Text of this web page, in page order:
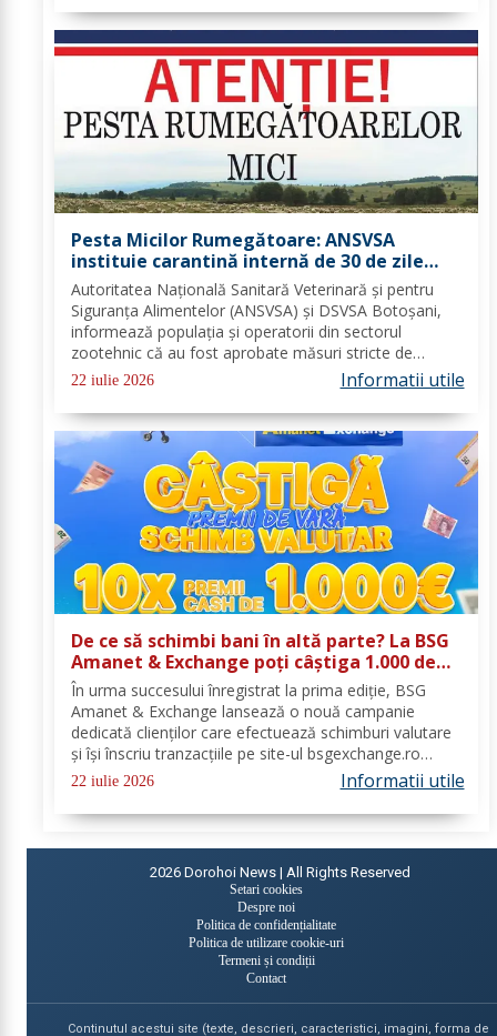
Pesta Micilor Rumegătoare: ANSVSA
instituie carantină internă de 30 de zile
pentru ovine și caprine
Autoritatea Națională Sanitară Veterinară și pentru
Siguranța Alimentelor (ANSVSA) și DSVSA Botoșani,
informează populația și operatorii din sectorul
zootehnic că au fost aprobate măsuri stricte de
urgență pe întreg teritoriul României. Decizia nr. 1,
emisă de Comitetul Național pentru Situații de...
22 iulie 2026 Informatii utile
De ce să schimbi bani în altă parte? La BSG
Amanet & Exchange poți câștiga 1.000 de
euro cash!
În urma succesului înregistrat la prima ediție, BSG
Amanet & Exchange lansează o nouă campanie
dedicată clienților care efectuează schimburi valutare
și își înscriu tranzacțiile pe site-ul bsgexchange.ro
Operațiunile pot fi realizate în agenții în perioada 20
22 iulie 2026 Informatii utile
2026 Dorohoi News | All Rights Reserved
Setari cookies
Despre noi
Politica de confidențialitate
Politica de utilizare cookie-uri
Termeni și condiții
Contact
Continutul acestui site (texte, descrieri, caracteristici, imagini, forma de